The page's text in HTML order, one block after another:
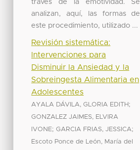
través de la emotividad. Se
analizan, aquí, las formas de
este procedimiento, utilizado ...
Revisión sistemática:
Intervenciones para
Disminuir la Ansiedad y la
Sobreingesta Alimentaria en
Adolescentes
AYALA DÁVILA, GLORIA EDITH;
GONZALEZ JAIMES, ELVIRA
IVONE;GARCIA FRIAS, JESSICA;
Escoto Ponce de León, María del